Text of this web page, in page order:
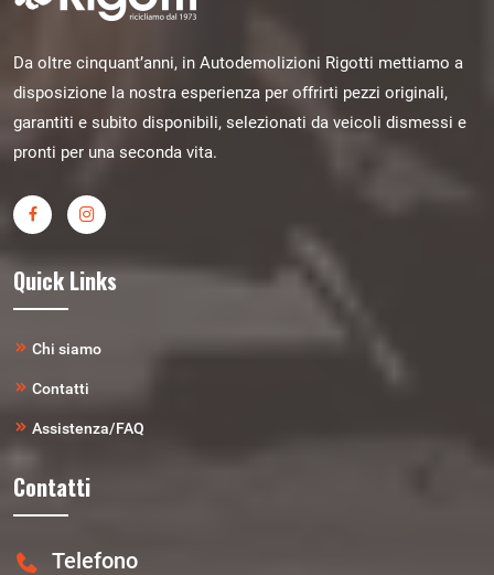
Da oltre cinquant’anni, in Autodemolizioni Rigotti mettiamo a
disposizione la nostra esperienza per offrirti pezzi originali,
garantiti e subito disponibili, selezionati da veicoli dismessi e
pronti per una seconda vita.
Quick Links
Chi siamo
Contatti
Assistenza/FAQ
Contatti
Telefono